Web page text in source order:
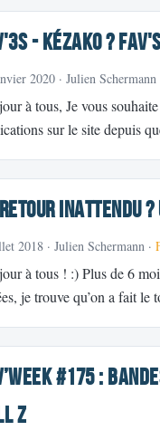
- Kézako ?
2020 · Julien Schermann
à tous, Je vous
sur le site depuis
inattendu
2018 · Julien Schermann ·
à tous ! :) Plus de 6
je trouve qu’on a fait
#175 :
Z